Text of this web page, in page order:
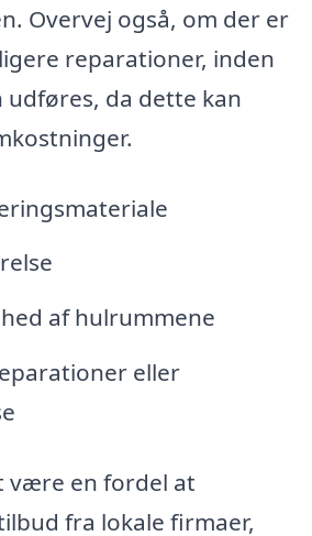
Overvej også, om der er
reparationer, inden
udføres, da dette kan
af hulrummene
eller
være en fordel at
fra lokale firmaer,